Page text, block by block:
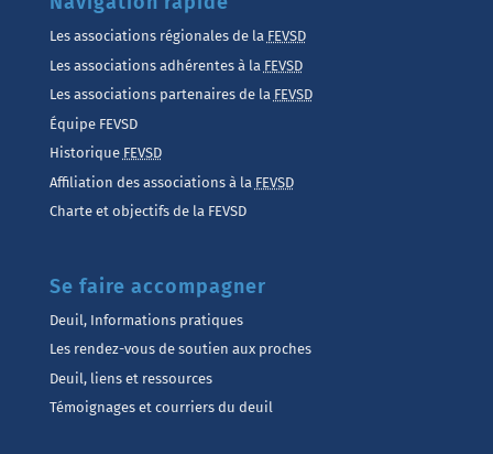
Les associations régionales de la FEVSD
Les associations adhérentes à la FEVSD
Les associations partenaires de la FEVSD
Équipe FEVSD
Historique FEVSD
Affiliation des associations à la FEVSD
Charte et objectifs de la FEVSD
Se faire accompagner
Deuil, Informations pratiques
Les rendez-vous de soutien aux proches
Deuil, liens et ressources
Témoignages et courriers du deuil